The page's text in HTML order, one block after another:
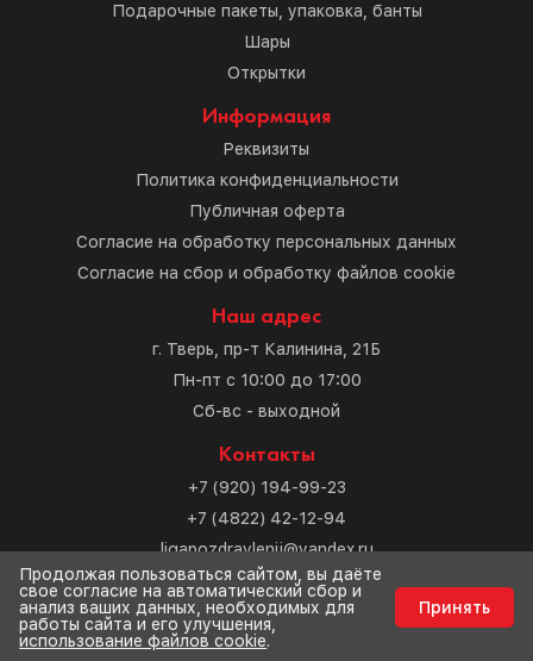
Подарочные пакеты, упаковка, банты
Шары
Открытки
Информация
Реквизиты
Политика конфиденциальности
Публичная оферта
Согласие на обработку персональных данных
Согласие на сбор и обработку файлов cookie
Наш адрес
г. Тверь, пр-т Калинина, 21Б
Пн-пт с 10:00 до 17:00
Сб-вс - выходной
Контакты
+7 (920) 194-99-23
+7 (4822) 42-12-94
ligapozdravlenij@yandex.ru
Разработка сайта
Продолжая пользоваться сайтом, вы даёте
свое согласие на автоматический сбор и
анализ ваших данных, необходимых для
работы сайта и его улучшения,
использование файлов cookie.
Принять